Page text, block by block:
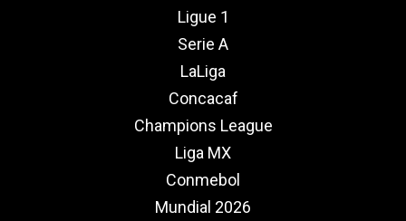
Ligue 1
Serie A
LaLiga
Concacaf
Champions League
Liga MX
Conmebol
Mundial 2026